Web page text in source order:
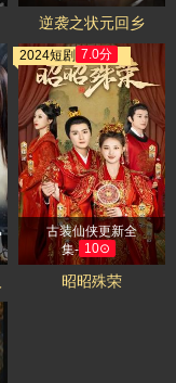
逆袭之状元回乡
2024短剧 7.0分
古装仙侠更新全
集- 10⊙
昭昭殊荣